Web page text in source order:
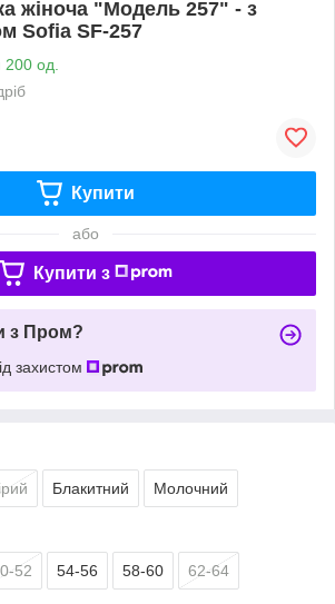
жіноча "Модель 257" - з
Sofia SF-257
200 од.
Купити
або
Купити з
з Пром?
захистом
Блакитний Молочний
52 54-56 58-60 62-64